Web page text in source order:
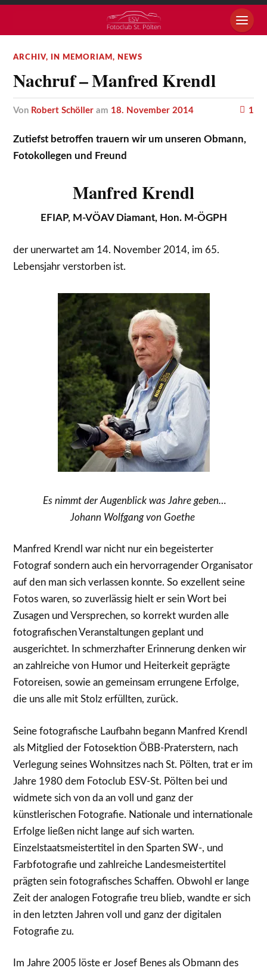
ARCHIV, IN MEMORIAM, NEWS
Nachruf – Manfred Krendl
von Robert Schöller am 18. November 2014 1
Zutiefst betroffen trauern wir um unseren Obmann,
Fotokollegen und Freund
Manfred Krendl
EFIAP, M-VÖAV Diamant, Hon. M-ÖGPH
der unerwartet am 14. November 2014, im 65.
Lebensjahr verstorben ist.
Es nimmt der Augenblick was Jahre geben…
Johann Wolfgang von Goethe
Manfred Krendl war nicht nur ein begeisterter
Fotograf sondern auch ein hervorragender Organisator
auf den man sich verlassen konnte. So exzellent seine
Fotos waren, so zuverlässig hielt er sein Wort bei
Zusagen und Versprechen, so korrekt wurden alle
fotografischen Veranstaltungen geplant und
ausgerichtet. In schmerzhafter Erinnerung denken wir
an zahlreiche von Humor und Heiterkeit geprägte
Fotoreisen, sowie an gemeinsam errungene Erfolge,
die uns alle mit Stolz erfüllten, zurück.
Seine fotografische Laufbahn begann Manfred Krendl
als Mitglied der Fotosektion ÖBB-Praterstern, nach
Verlegung seines Wohnsitzes nach St. Pölten, trat er im
Jahre 1980 dem Fotoclub ESV-St. Pölten bei und
widmete sich von da an voll und ganz der
künstlerischen Fotografie. Nationale und internationale
Erfolge ließen nicht lange auf sich warten.
Einzelstaatsmeistertitel in den Sparten SW-, und
Farbfotografie und zahlreiche Landesmeistertitel
prägten sein fotografisches Schaffen. Obwohl er lange
Zeit der analogen Fotografie treu blieb, wandte er sich
in den letzten Jahren voll und ganz der digitalen
Fotografie zu.
Im Jahre 2005 löste er Josef Benes als Obmann des